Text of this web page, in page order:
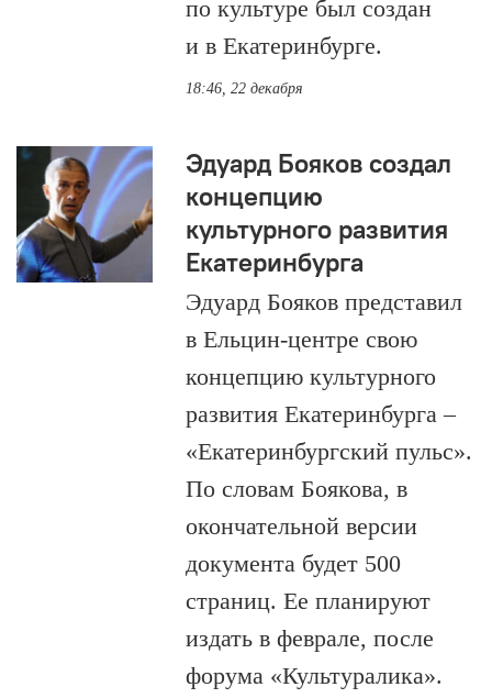
по культуре был создан
и в Екатеринбурге.
18:46, 22 декабря
Эдуард Бояков создал
концепцию
культурного развития
Екатеринбурга
Эдуард Бояков представил
в Ельцин-центре свою
концепцию культурного
развития Екатеринбурга –
«Екатеринбургский пульс».
По словам Боякова, в
окончательной версии
документа будет 500
страниц. Ее планируют
издать в феврале, после
форума «Культуралика».